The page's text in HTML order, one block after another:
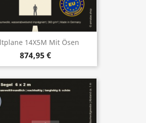
14X5M Mit Ösen
874,95 €